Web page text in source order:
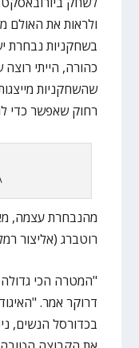
ולראות את האולם
בשחקניות נבחרת
כהורה, הייתי
שהשחקניות
רחוק שאפשר כדי
מהנבחרת עצמה,
רוטברג (אליצור
"המטרה הכי גדולה
דרוקר אמר.
בכדורסל הנשים,